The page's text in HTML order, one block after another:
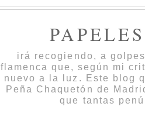
irá recogiendo, a
flamenca que, según mi
nuevo a la luz. Este blog
Peña Chaquetón de
que tantas